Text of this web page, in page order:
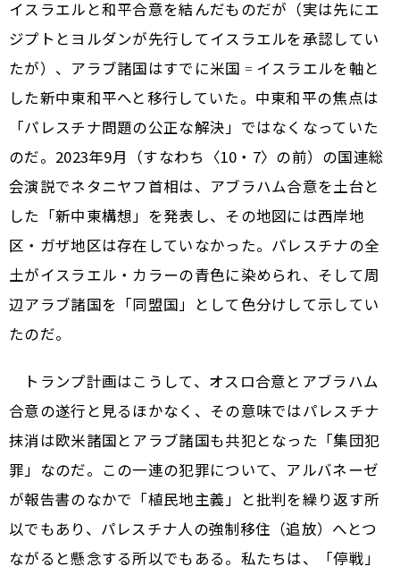
イスラエルと和平合意を結んだものだが（実は先にエ
ジプトとヨルダンが先行してイスラエルを承認してい
たが）、アラブ諸国はすでに米国゠イスラエルを軸と
した新中東和平へと移行していた。中東和平の焦点は
「パレスチナ問題の公正な解決」ではなくなっていた
のだ。2023年9月（すなわち〈10・7〉の前）の国連総
会演説でネタニヤフ首相は、アブラハム合意を土台と
した「新中東構想」を発表し、その地図には西岸地
区・ガザ地区は存在していなかった。パレスチナの全
土がイスラエル・カラーの青色に染められ、そして周
辺アラブ諸国を「同盟国」として色分けして示してい
たのだ。
トランプ計画はこうして、オスロ合意とアブラハム
合意の遂行と見るほかなく、その意味ではパレスチナ
抹消は欧米諸国とアラブ諸国も共犯となった「集団犯
罪」なのだ。この一連の犯罪について、アルバネーゼ
が報告書のなかで「植民地主義」と批判を繰り返す所
以でもあり、パレスチナ人の強制移住（追放）へとつ
ながると懸念する所以でもある。私たちは、「停戦」